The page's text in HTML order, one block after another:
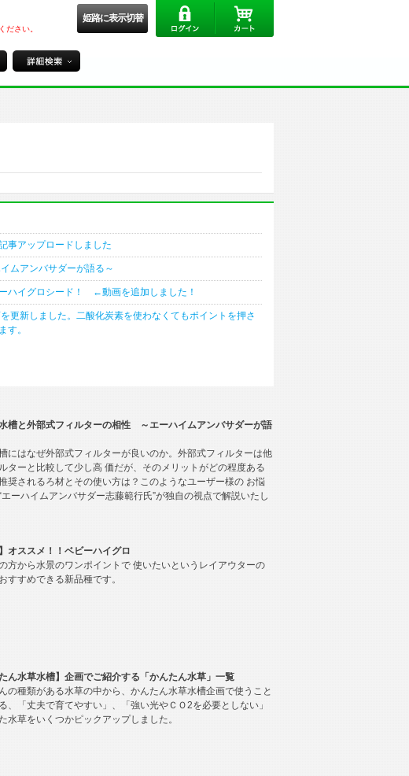
姫路に表示切替
ださい。
事アップロードしました
ムアンバサダーが語る～
ハイグロシード！ ←動画を追加しました！
更新しました。二酸化炭素を使わなくてもポイントを押さ
す。
水槽と外部式フィルターの相性 ～エーハイムアンバサダーが語
にはなぜ外部式フィルターが良いのか。外部式フィルターは他
ターと比較して少し高 価だが、そのメリットがどの程度ある
奨されるろ材とその使い方は？このようなユーザー様の お悩
エーハイムアンバサダー志藤範行氏”が独自の視点で解説いたし
】オススメ！！ベビーハイグロ
方から水景のワンポイントで 使いたいというレイアウターの
すすめできる新品種です。
たん水草水槽】企画でご紹介する「かんたん水草」一覧
の種類がある水草の中から、かんたん水草水槽企画で使うこと
、「丈夫で育てやすい」、「強い光やＣＯ2を必要としない」
水草をいくつかピックアップしました。